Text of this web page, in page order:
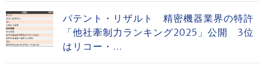
パテント・リザルト 精密機器業界の特許
「他社牽制力ランキング2025」公開 3位
はリコー・...